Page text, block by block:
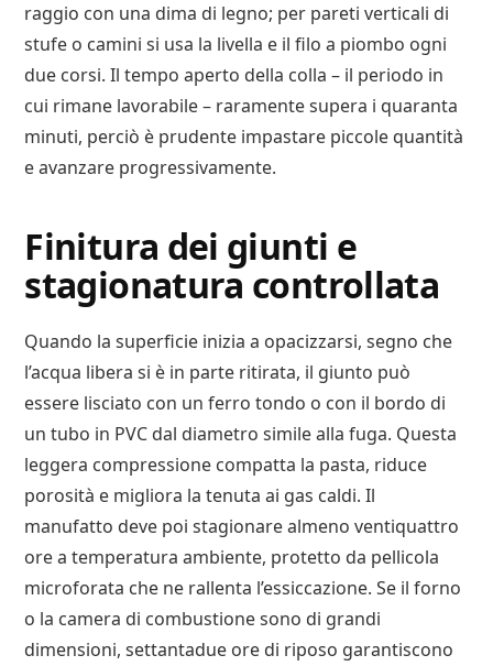
raggio con una dima di legno; per pareti verticali di
stufe o camini si usa la livella e il filo a piombo ogni
due corsi. Il tempo aperto della colla – il periodo in
cui rimane lavorabile – raramente supera i quaranta
minuti, perciò è prudente impastare piccole quantità
e avanzare progressivamente.
Finitura dei giunti e
stagionatura controllata
Quando la superficie inizia a opacizzarsi, segno che
l’acqua libera si è in parte ritirata, il giunto può
essere lisciato con un ferro tondo o con il bordo di
un tubo in PVC dal diametro simile alla fuga. Questa
leggera compressione compatta la pasta, riduce
porosità e migliora la tenuta ai gas caldi. Il
manufatto deve poi stagionare almeno ventiquattro
ore a temperatura ambiente, protetto da pellicola
microforata che ne rallenta l’essiccazione. Se il forno
o la camera di combustione sono di grandi
dimensioni, settantadue ore di riposo garantiscono